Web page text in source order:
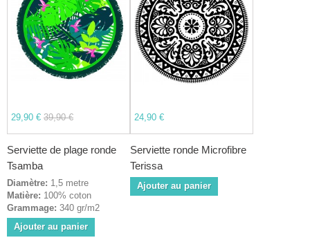
29,90 € 39,90 €
Serviette de plage ronde
Tsamba
Diamètre: 1,5 metre
Matière: 100% coton
Grammage: 340 gr/m2
Ajouter au panier
24,90 €
Serviette ronde Microfibre
Terissa
Ajouter au panier